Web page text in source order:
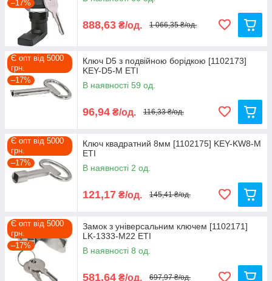
–17%
888,63 ₴/од. 1 066,35 ₴/од.
Є опт від 5000
грн.
–17%
Ключ D5 з подвійною борідкою [1102173]
KEY-D5-M ETI
В наявності 59 од.
96,94 ₴/од. 116,33 ₴/од.
Є опт від 5000
грн.
–17%
Ключ квадратний 8мм [1102175] KEY-KW8-M
ETI
В наявності 2 од.
121,17 ₴/од. 145,41 ₴/од.
Є опт від 5000
грн.
–17%
Замок з універсальним ключем [1102171]
LK-1333-M22 ETI
В наявності 8 од.
581,64 ₴/од. 697,97 ₴/од.